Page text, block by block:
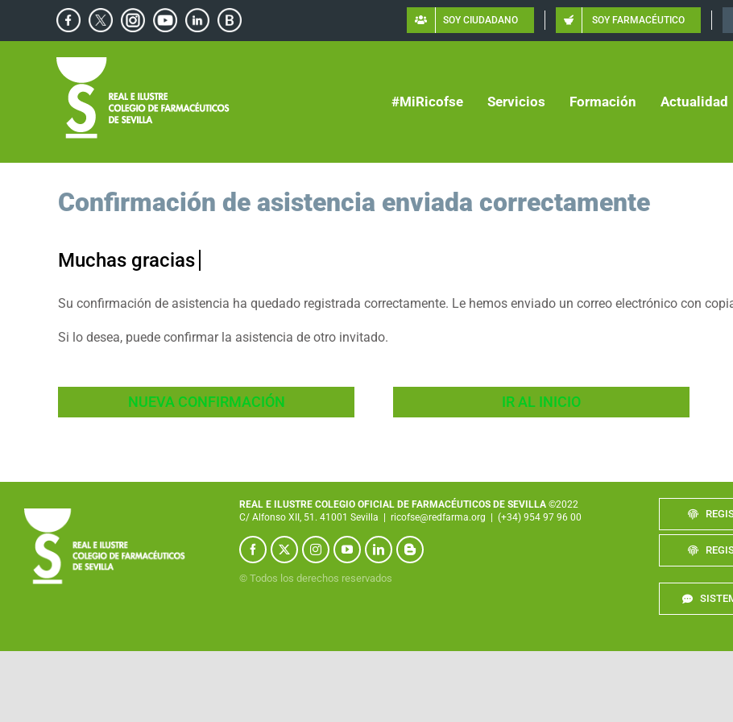
contenido
Facebook
X Instagram
YouTube
Linkedin
Blog
de
SOY CIUDADANO SOY FARMACÉUTICO
#MiRicofse Servicios Formación Actualidad
Confirmación de asistencia enviada correctamente
Su confirmación de asistencia ha quedado registrada correctamente. Le hemos enviado un correo electrónico con
Si lo desea, puede confirmar la asistencia de otro invitado.
NUEVA CONFIRMACIÓN IR AL INICIO
REAL E ILUSTRE COLEGIO OFICIAL DE FARMACÉUTICOS DE SEVILLA ©2022
C/ Alfonso XII, 51. 41001 Sevilla |ricofse@redfarma.org |(+34) 954 97 96 00
© Todos los derechos reservados